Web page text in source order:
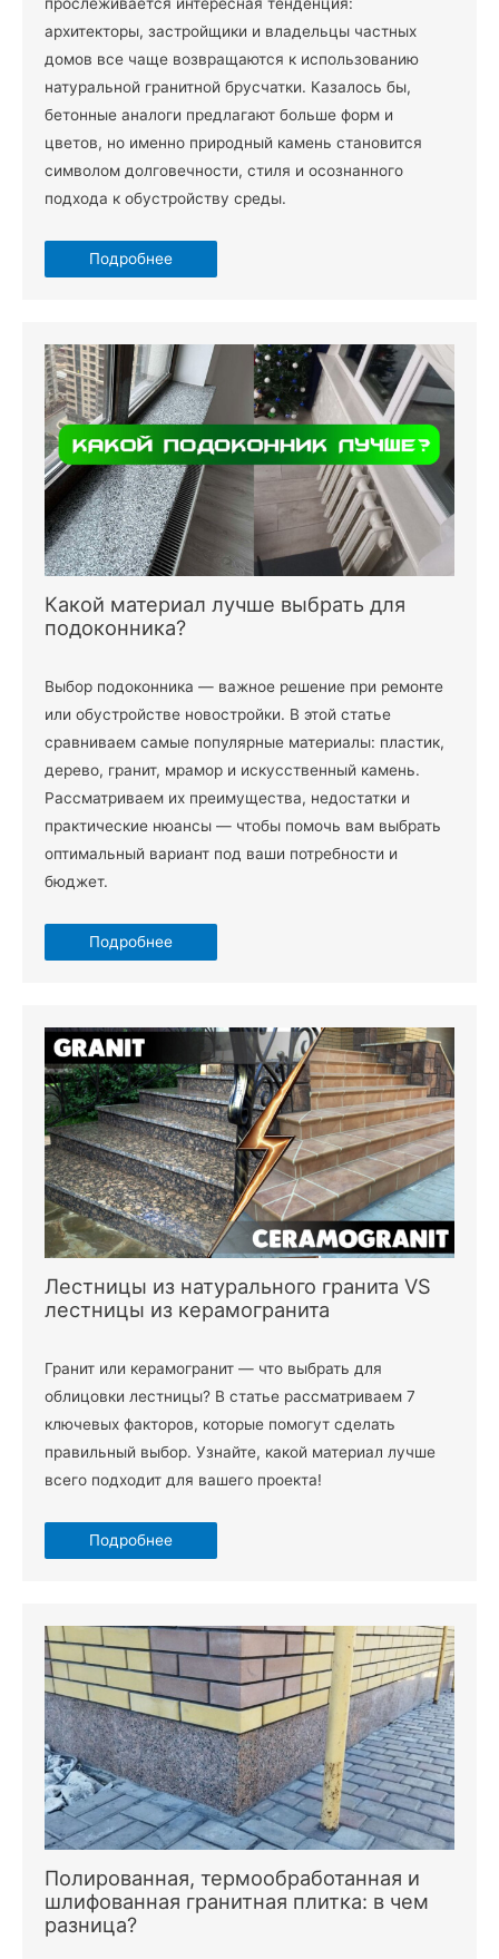
прослеживается интересная тенденция:
архитекторы, застройщики и владельцы частных
домов все чаще возвращаются к использованию
натуральной гранитной брусчатки. Казалось бы,
бетонные аналоги предлагают больше форм и
цветов, но именно природный камень становится
символом долговечности, стиля и осознанного
подхода к обустройству среды.
Подробнее
Какой материал лучше выбрать для
подоконника?
Выбор подоконника — важное решение при ремонте
или обустройстве новостройки. В этой статье
сравниваем самые популярные материалы: пластик,
дерево, гранит, мрамор и искусственный камень.
Рассматриваем их преимущества, недостатки и
практические нюансы — чтобы помочь вам выбрать
оптимальный вариант под ваши потребности и
бюджет.
Подробнее
Лестницы из натурального гранита VS
лестницы из керамогранита
Гранит или керамогранит — что выбрать для
облицовки лестницы? В статье рассматриваем 7
ключевых факторов, которые помогут сделать
правильный выбор. Узнайте, какой материал лучше
всего подходит для вашего проекта!
Подробнее
Полированная, термообработанная и
шлифованная гранитная плитка: в чем
разница?